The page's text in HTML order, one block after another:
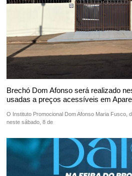
Brechó Dom Afonso será realizado
usadas a preços acessíveis em
O Instituto Promocional Dom Afonso Maria Fusco,
neste sábado, 8 de